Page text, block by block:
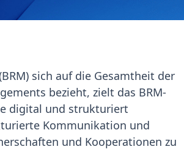
sich auf die Gesamtheit der
bezieht, zielt das BRM-
digital und strukturiert
Kommunikation und
und Kooperationen zu